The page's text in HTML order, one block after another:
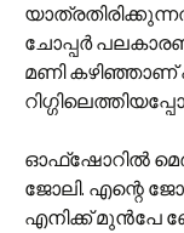
ചോപ്പര്‍
മണി കഴിഞ്ഞാണ്
ഓഫ്‌ഷോറില്‍
ജോലി. എന്റെ
എനിക്ക് മുന്‍പേ